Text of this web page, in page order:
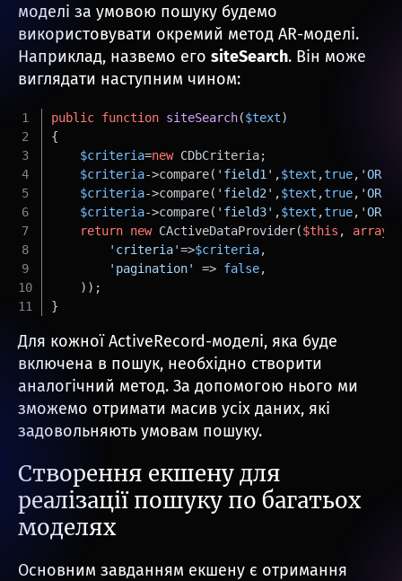
моделі за умовою пошуку будемо
використовувати окремий метод AR-моделі.
Наприклад, назвемо его siteSearch. Він може
виглядати наступним чином:
public function siteSearch($text)
{
$criteria=new CDbCriteria;
$criteria->compare( 'field1' ,$text ,true, 'OR'
$criteria->compare( 'field2' ,$text ,true, 'OR'
$criteria->compare( 'field3' ,$text ,true, 'OR'
return new CActiveDataProvider($this , array
'criteria'=>$criteria,
'pagination'
=> false,
    ));
}
Для кожної ActiveRecord-моделі, яка буде
включена в пошук, необхідно створити
аналогічний метод. За допомогою нього ми
зможемо отримати масив усіх даних, які
задовольняють умовам пошуку.
Створення екшену для
реалізації пошуку по багатьох
моделях
Основним завданням екшену є отримання